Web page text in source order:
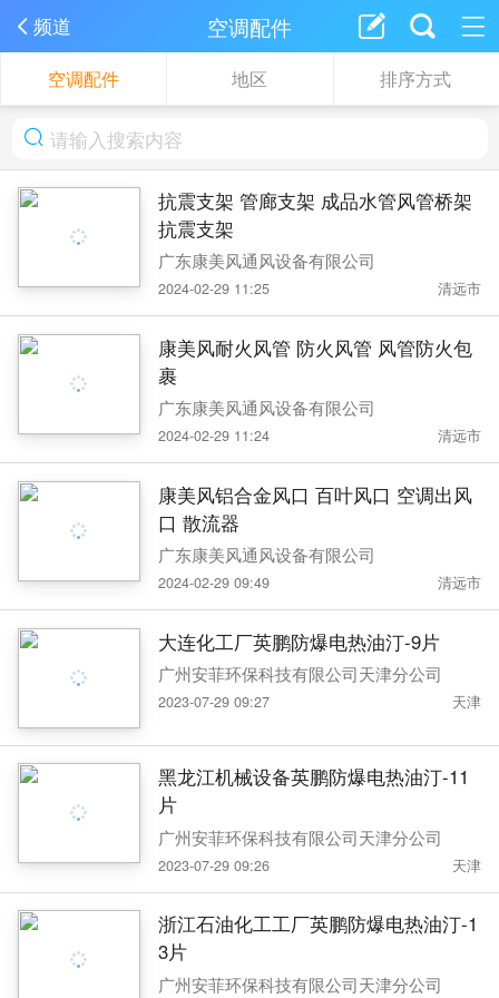
频道 空调配件
空调配件 地区 排序方式
抗震支架 管廊支架 成品水管风管桥架
抗震支架
广东康美风通风设备有限公司
2024-02-29 11:25 清远市
康美风耐火风管 防火风管 风管防火包
裹
广东康美风通风设备有限公司
2024-02-29 11:24 清远市
康美风铝合金风口 百叶风口 空调出风
口 散流器
广东康美风通风设备有限公司
2024-02-29 09:49 清远市
大连化工厂英鹏防爆电热油汀-9片
广州安菲环保科技有限公司天津分公司
2023-07-29 09:27 天津
黑龙江机械设备英鹏防爆电热油汀-11
片
广州安菲环保科技有限公司天津分公司
2023-07-29 09:26 天津
浙江石油化工工厂英鹏防爆电热油汀-1
3片
广州安菲环保科技有限公司天津分公司